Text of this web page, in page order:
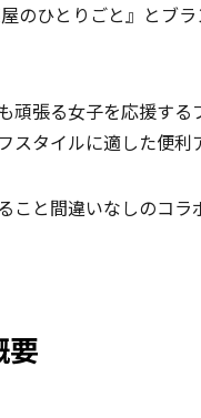
のひとりごと』とブ
頑張る女子を応援す
スタイルに適した便利
こと間違いなしのコ
要